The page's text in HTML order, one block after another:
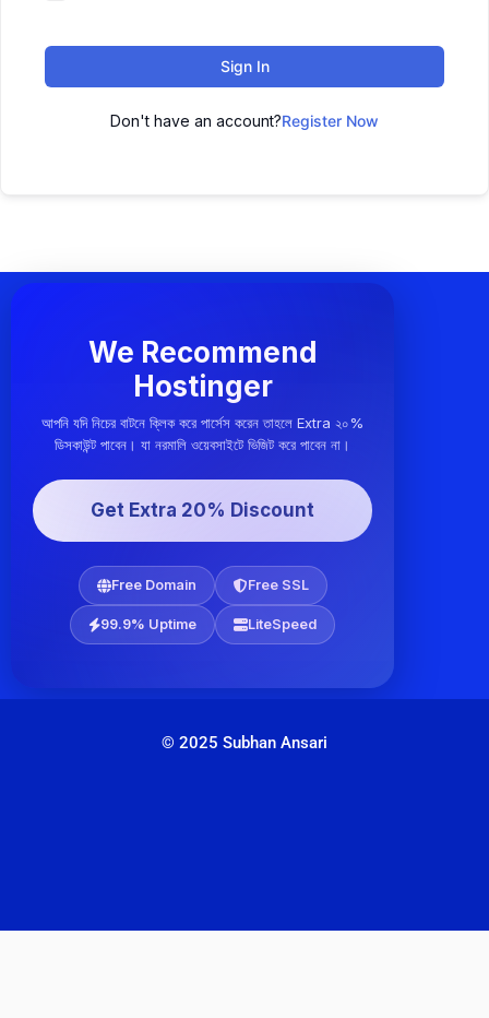
Sign In
Don't have an account?Register Now
We Recommend
Hostinger
আপনি যদি নিচের বাটনে ক্লিক করে পার্সেস করেন তাহলে Extra ২০%
ডিসকাউন্ট পাবেন। যা নরমালি ওয়েবসাইটে ভিজিট করে পাবেন না।
Get Extra 20% Discount
Free Domain Free SSL
99.9% Uptime LiteSpeed
© 2025 Subhan Ansari